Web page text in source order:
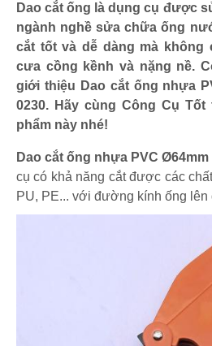
Dao cắt ống là dụng cụ được
ngành nghề sửa chữa ống
cắt tốt và dễ dàng mà không
cưa cồng kềnh và nặng nề.
giới thiệu Dao cắt ống nhựa
0230. Hãy cùng Công Cụ
phẩm này nhé!
Dao cắt ống nhựa PVC
cụ có khả năng cắt được các
PU, PE... với đường kính ống lên